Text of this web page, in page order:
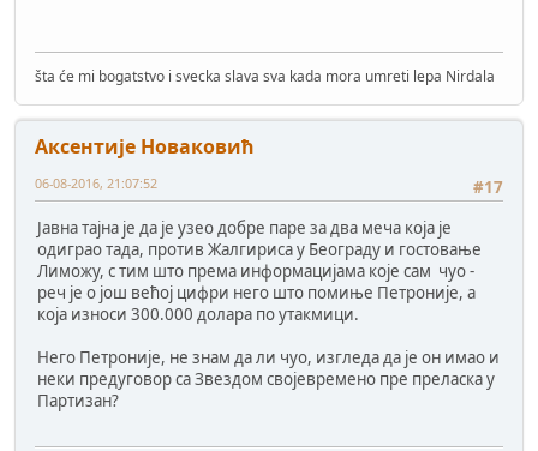
šta će mi bogatstvo i svecka slava sva kada mora umreti lepa Nirdala
Аксентије Новаковић
#17
06-08-2016, 21:07:52
Јавна тајна је да је узео добре паре за два меча која је
одиграо тада, против Жалгириса у Београду и гостовање
Лиможу, с тим што према информацијама које сам чуо -
реч је о још већој цифри него што помиње Петроније, а
која износи 300.000 долара по утакмици.
Него Петроније, не знам да ли чуо, изгледа да је он имао и
неки предуговор са Звездом својевремено пре преласка у
Партизан?